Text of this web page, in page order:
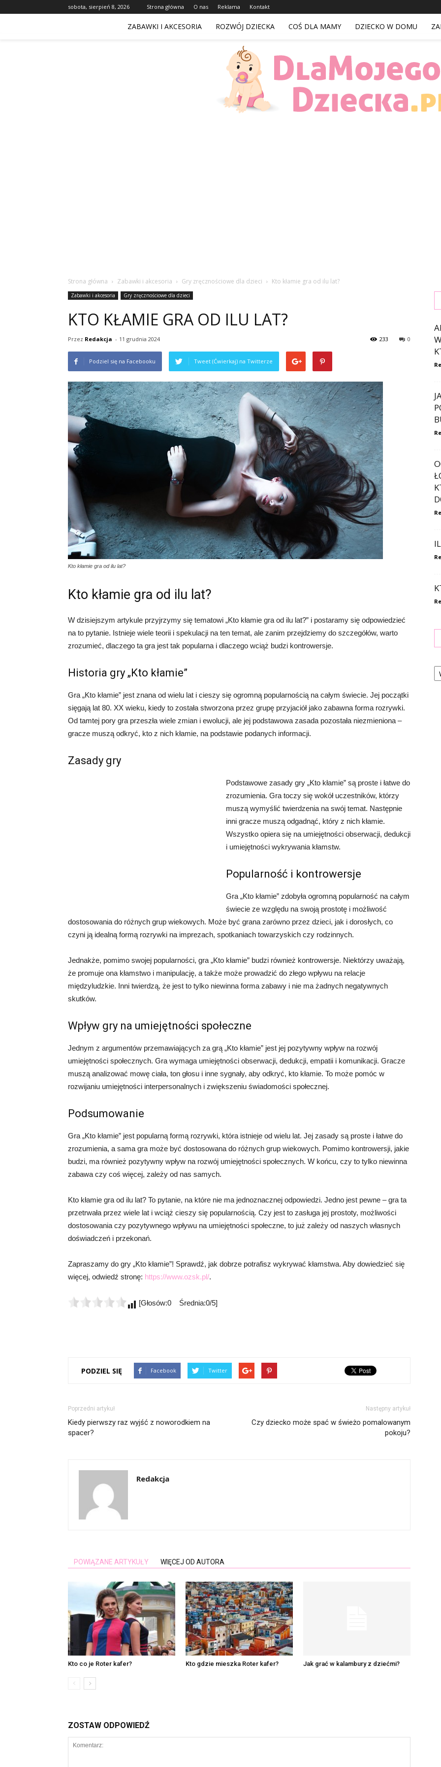
sobota, sierpień 8, 2026 Strona główna O nas Reklama Kontakt
ZABAWKI I AKCESORIA ROZWÓJ DZIECKA COŚ DLA MAMY DZIECKO W DOMU
Strona główna Zabawki i akcesoria Gry zręcznościowe dla dzieci Kto kłamie gra od ilu lat?
Zabawki i akcesoria Gry zręcznościowe dla dzieci
KTO KŁAMIE GRA OD ILU LAT?
Przez Redakcja - 11 grudnia 2024 0
233
Podziel się na Facebooku Tweet (Ćwierkaj) na Twitterze
Kto kłamie gra od ilu lat?
Kto kłamie gra od ilu lat?
W dzisiejszym artykule przyjrzymy się tematowi „Kto kłamie gra od ilu lat?” i postaramy się odpowiedzieć
na to pytanie. Istnieje wiele teorii i spekulacji na ten temat, ale zanim przejdziemy do szczegółów, warto
zrozumieć, dlaczego ta gra jest tak popularna i dlaczego wciąż budzi kontrowersje.
Historia gry „Kto kłamie”
Gra „Kto kłamie” jest znana od wielu lat i cieszy się ogromną popularnością na całym świecie. Jej początki
sięgają lat 80. XX wieku, kiedy to została stworzona przez grupę przyjaciół jako zabawna forma rozrywki.
Od tamtej pory gra przeszła wiele zmian i ewolucji, ale jej podstawowa zasada pozostała niezmieniona –
gracze muszą odkryć, kto z nich kłamie, na podstawie podanych informacji.
Zasady gry
Podstawowe zasady gry „Kto kłamie” są proste i łatwe do
zrozumienia. Gra toczy się wokół uczestników, którzy
muszą wymyślić twierdzenia na swój temat. Następnie
inni gracze muszą odgadnąć, który z nich kłamie.
Wszystko opiera się na umiejętności obserwacji, dedukcji
i umiejętności wykrywania kłamstw.
Popularność i kontrowersje
Gra „Kto kłamie” zdobyła ogromną popularność na całym
świecie ze względu na swoją prostotę i możliwość
dostosowania do różnych grup wiekowych. Może być grana zarówno przez dzieci, jak i dorosłych, co
czyni ją idealną formą rozrywki na imprezach, spotkaniach towarzyskich czy rodzinnych.
Jednakże, pomimo swojej popularności, gra „Kto kłamie” budzi również kontrowersje. Niektórzy uważają,
że promuje ona kłamstwo i manipulację, a także może prowadzić do złego wpływu na relacje
międzyludzkie. Inni twierdzą, że jest to tylko niewinna forma zabawy i nie ma żadnych negatywnych
skutków.
Wpływ gry na umiejętności społeczne
Jednym z argumentów przemawiających za grą „Kto kłamie” jest jej pozytywny wpływ na rozwój
umiejętności społecznych. Gra wymaga umiejętności obserwacji, dedukcji, empatii i komunikacji. Gracze
muszą analizować mowę ciała, ton głosu i inne sygnały, aby odkryć, kto kłamie. To może pomóc w
rozwijaniu umiejętności interpersonalnych i zwiększeniu świadomości społecznej.
Podsumowanie
Gra „Kto kłamie” jest popularną formą rozrywki, która istnieje od wielu lat. Jej zasady są proste i łatwe do
zrozumienia, a sama gra może być dostosowana do różnych grup wiekowych. Pomimo kontrowersji, jakie
budzi, ma również pozytywny wpływ na rozwój umiejętności społecznych. W końcu, czy to tylko niewinna
zabawa czy coś więcej, zależy od nas samych.
Kto kłamie gra od ilu lat? To pytanie, na które nie ma jednoznacznej odpowiedzi. Jedno jest pewne – gra ta
przetrwała przez wiele lat i wciąż cieszy się popularnością. Czy jest to zasługa jej prostoty, możliwości
dostosowania czy pozytywnego wpływu na umiejętności społeczne, to już zależy od naszych własnych
doświadczeń i przekonań.
Zapraszamy do gry „Kto kłamie”! Sprawdź, jak dobrze potrafisz wykrywać kłamstwa. Aby dowiedzieć się
więcej, odwiedź stronę: https://www.ozsk.pl/.
[Głosów:0 Średnia:0/5]
PODZIEL SIĘ Facebook Twitter
Poprzedni artykuł
Kiedy pierwszy raz wyjść z noworodkiem na
spacer?
Następny artykuł
Czy dziecko może spać w świeżo pomalowanym
pokoju?
Redakcja
POWIĄZANE ARTYKUŁY WIĘCEJ OD AUTORA
Kto co je Roter kafer? Kto gdzie mieszka Roter kafer? Jak grać w kalambury z dziećmi?
ZOSTAW ODPOWIEDŹ